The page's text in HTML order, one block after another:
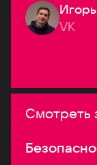
VK
Смотреть